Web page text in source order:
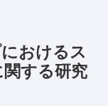
おけるス
関する研究